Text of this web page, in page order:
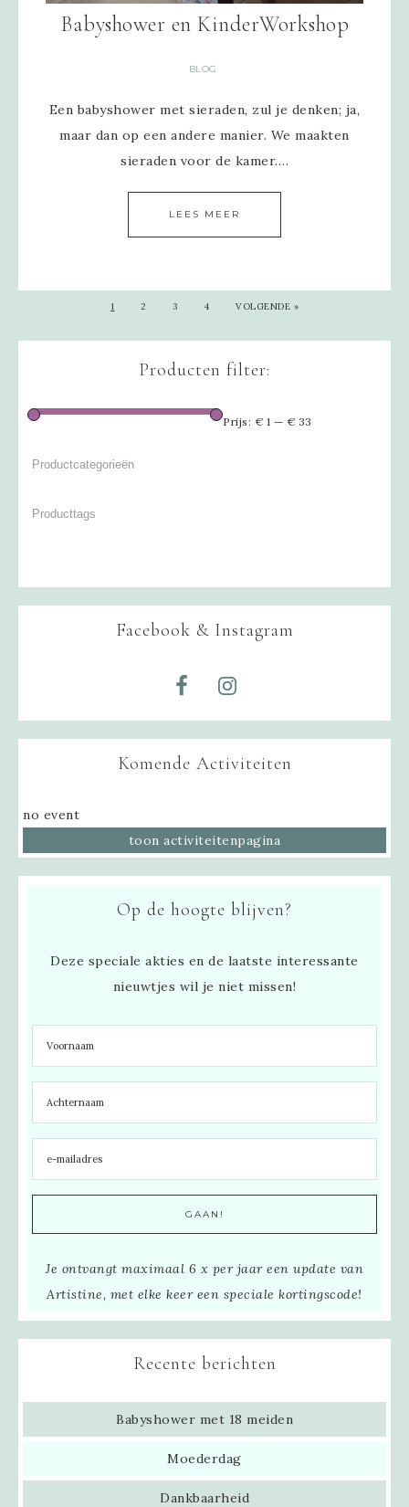
Babyshower en KinderWorkshop
BLOG
Een babyshower met sieraden, zul je denken; ja,
maar dan op een andere manier. We maakten
sieraden voor de kamer….
LEES MEER
1 2 3 4 VOLGENDE »
Producten filter:
Prijs: € 1 — € 33
Facebook & Instagram
Komende Activiteiten
no event
toon activiteitenpagina
Op de hoogte blijven?
Deze speciale akties en de laatste interessante
nieuwtjes wil je niet missen!
Je ontvangt maximaal 6 x per jaar een update van
Artistine, met elke keer een speciale kortingscode!
Recente berichten
Babyshower met 18 meiden
Moederdag
Dankbaarheid